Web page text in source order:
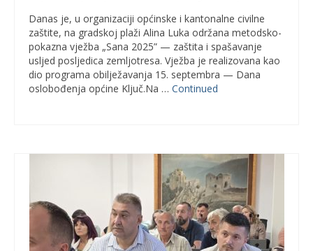
Danas je, u organizaciji općinske i kantonalne civilne
zaštite, na gradskoj plaži Alina Luka održana metodsko-
pokazna vježba „Sana 2025” — zaštita i spašavanje
usljed posljedica zemljotresa. Vježba je realizovana kao
dio programa obilježavanja 15. septembra — Dana
oslobođenja općine Ključ.Na … Continued